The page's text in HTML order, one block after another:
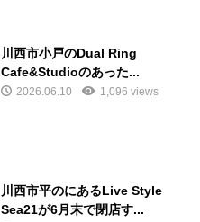
川西市小戸のDual Ring
Cafe&Studioのあった...
2026.06.10 1,096 views
川西市平のにあるLive Style
Sea21が6月末で閉店す...